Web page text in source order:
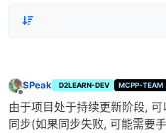
SPeak D2LEARN-DEV MCPP-TEAM
由于项目处于持续更新阶段,
同步(如果同步失败, 可能需要